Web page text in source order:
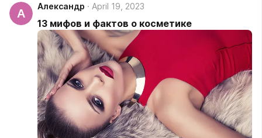
времена. Как бы не менялась мода, а красивые
платья все равно остаются на пике популярности.
Вот только действительно мы знаем о них все?
А
Александр April 19, 2023
13 мифов и фактов о косметике